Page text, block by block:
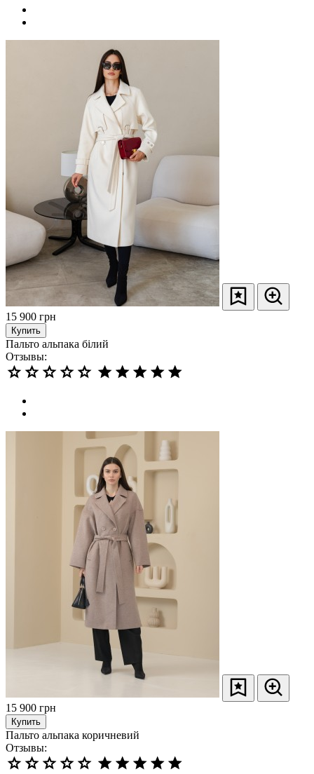
15 900 грн
Купить
Пальто альпака білий
Отзывы:
15 900 грн
Купить
Пальто альпака коричневий
Отзывы: